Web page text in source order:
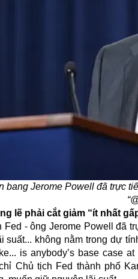
bang Jerome Powell đã trực
lẽ phải cắt giảm “ít nhất
Fed - ông Jerome Powell đã
suất... không nằm trong dự
is anybody’s base case
Chủ tịch Fed thành phố